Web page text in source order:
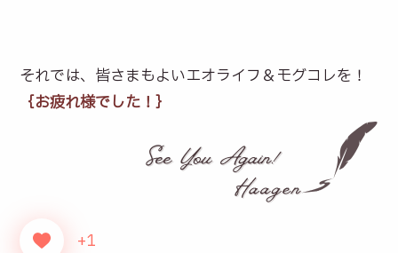
それでは、皆さまもよいエオライフ＆モグコレを！
｛お疲れ様でした！｝
+1